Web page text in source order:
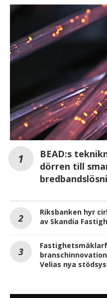
BEAD:s
dörren till
Riksbanken hyr
av Skandia
Velias nya